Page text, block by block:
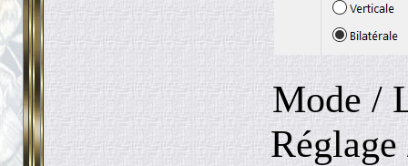
Mode /